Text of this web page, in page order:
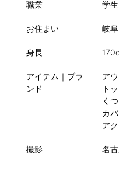
職業 学生
お住まい 岐阜
身長
アイテム｜ブラ
ンド
ア
ト
く
カ
ア
撮影 名